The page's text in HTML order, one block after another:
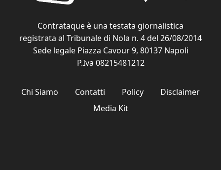
Contrataque è una testata giornalistica
registrata al Tribunale di Nola n. 4 del 26/08/2014
Sede legale Piazza Cavour 9, 80137 Napoli
P.Iva 08215481212
Chi Siamo Contatti Policy
Disclaimer
Media Kit